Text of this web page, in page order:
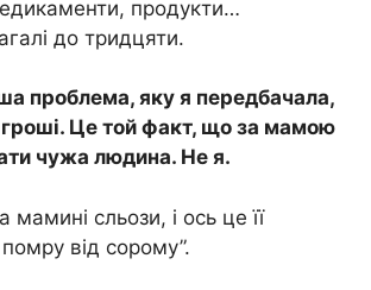
продукти…
до тридцяти.
проблема, яку я передбачала,
гроші. Це той факт, що за мамою
чужа людина. Не я.
сльози, і ось це її
від сорому”.